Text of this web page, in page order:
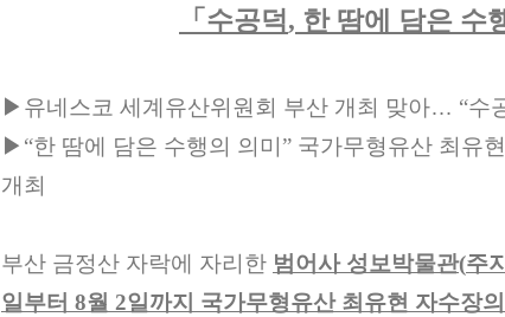
「 수공덕, 한 땀에 담은 수
▶ 유네스코 세계유산위원회 부산 개최 맞아… “수
▶ “한 땀에 담은 수행의 의미 ” 국가무형유산 최유
개최
부산 금정산 자락에 자리한 범어사 성보박물관(주지
일부터 8월 2일까지 국가무형유산 최유현 자수장